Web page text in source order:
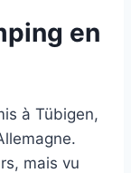
en
à Tübigen,
mais vu